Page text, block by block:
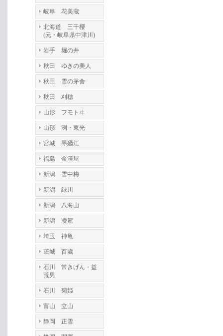
岐阜 花美蔵
北海道 三千櫻
(元・岐阜県中津川)
岩手 堀の井
秋田 ゆきの美人
秋田 雪の茅舎
秋田 刈穂
山形 フモトヰ
山形 洌・東光
宮城 墨廼江
福島 金澤屋
新潟 雪中梅
新潟 緑川
新潟 八海山
新潟 凌駕
埼玉 神亀
茨城 百歳
石川 常きげん・益
荒男
石川 菊姫
富山 立山
静岡 正雪